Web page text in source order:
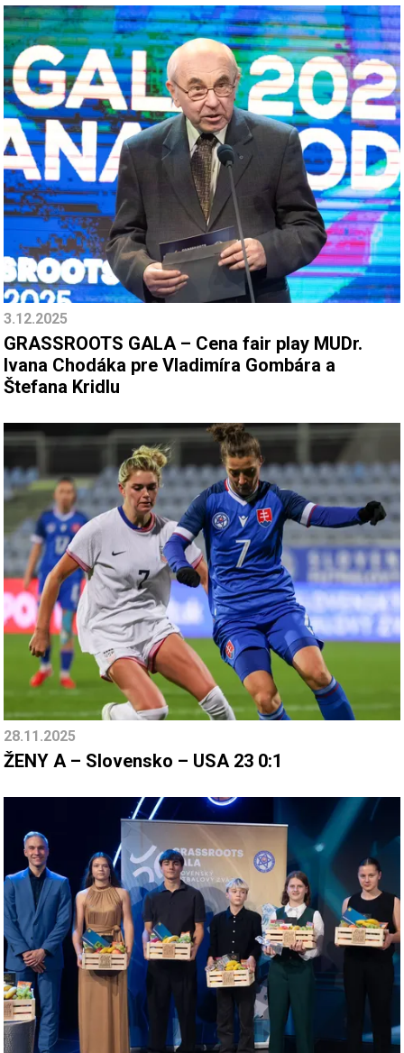
3.12.2025
GRASSROOTS GALA – Cena fair play MUDr.
Ivana Chodáka pre Vladimíra Gombára a
Štefana Kridlu
28.11.2025
ŽENY A – Slovensko – USA 23 0:1